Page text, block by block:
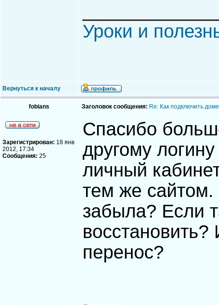
Уроки и
Вернуться к началу
fobians Заголовок сообщения: Re: Как подключить
Зарегистрирован: 18 янв
2012, 17:34
Сообщения: 25
Спасибо
другому
личный
тем же сайтом.
забыла? Если
восстановить?
перенос?